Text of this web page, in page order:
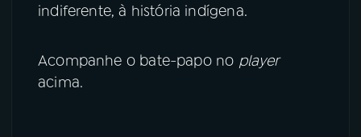
indiferente, à história indígena.
Acompanhe o bate-papo no player
acima.